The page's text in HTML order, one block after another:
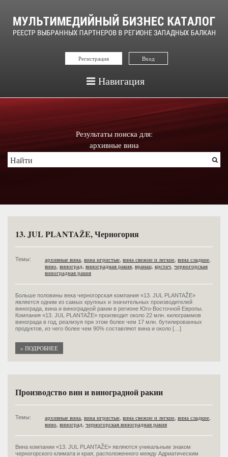
Регистрация Вход
Навигация
Результаты поиска для:
архивные вина
13. JUL PLANTAŽE, Черногория
Темы: архивные вина,вина игристые,вина свежие и легкие,вина сладкие,
вино,виноград,виноградная ракия,вранац,крстач,черногорская
виноградная ракия
Больше половины века черногорская компания «13. JUL PLANTAŽE»
является одним из самых крупных и значительных производителей
винограда, вина и виноградной ракии в регионе Юго-Восточной Европы.
Компания «13. JUL PLANTAŽE» производит около 22 млн. килограммов
винограда в год, реализуя при этом более чем 17 млн. бутилированных
продуктов, из чего более чем 90% составляют вина и около […]
» ПОДРОБНЕЕ
Производство вин и виноградной ракии
Темы: архивные вина,вина игристые,вина свежие и легкие,вина сладкие,
вино,виноград,черногорская виноградная ракия
Вина компании «13. JUL PLANTAŽE» являются уникальным знаком
черногорского климата и края, расположенного между Адриатическим